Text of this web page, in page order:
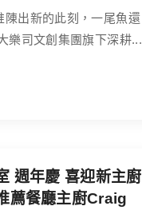
陳出新的此刻，一尾魚還
樂司文創集團旗下深耕...
週年慶 喜迎新主廚
薦餐廳主廚Craig